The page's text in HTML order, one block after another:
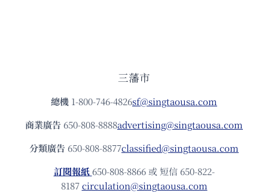
三藩市
總機 1-800-746-4826sf@singtaousa.com
商業廣告 650-808-8888advertising@singtaousa.com
分類廣告 650-808-8877classified@singtaousa.com
訂閱報紙 650-808-8866 或 短信 650-822-
8187circulation@singtaousa.com